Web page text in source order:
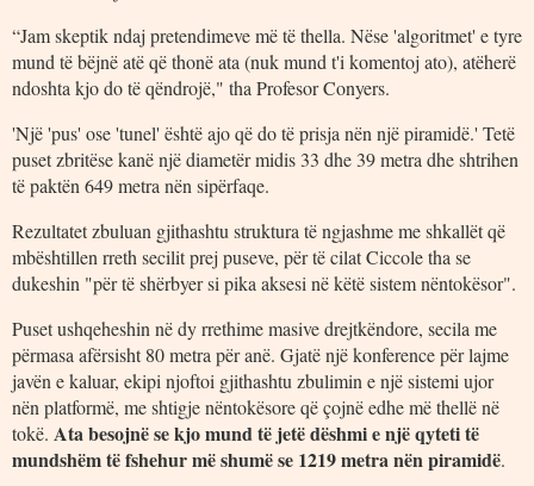
“Jam skeptik ndaj pretendimeve më të thella. Nëse 'algoritmet' e tyre
mund të bëjnë atë që thonë ata (nuk mund t'i komentoj ato), atëherë
ndoshta kjo do të qëndrojë," tha Profesor Conyers.
'Një 'pus' ose 'tunel' është ajo që do të prisja nën një piramidë.' Tetë
puset zbritëse kanë një diametër midis 33 dhe 39 metra dhe shtrihen
të paktën 649 metra nën sipërfaqe.
Rezultatet zbuluan gjithashtu struktura të ngjashme me shkallët që
mbështillen rreth secilit prej puseve, për të cilat Ciccole tha se
dukeshin "për të shërbyer si pika aksesi në këtë sistem nëntokësor".
Puset ushqeheshin në dy rrethime masive drejtkëndore, secila me
përmasa afërsisht 80 metra për anë. Gjatë një konference për lajme
javën e kaluar, ekipi njoftoi gjithashtu zbulimin e një sistemi ujor
nën platformë, me shtigje nëntokësore që çojnë edhe më thellë në
tokë. Ata besojnë se kjo mund të jetë dëshmi e një qyteti të
mundshëm të fshehur më shumë se 1219 metra nën piramidë.